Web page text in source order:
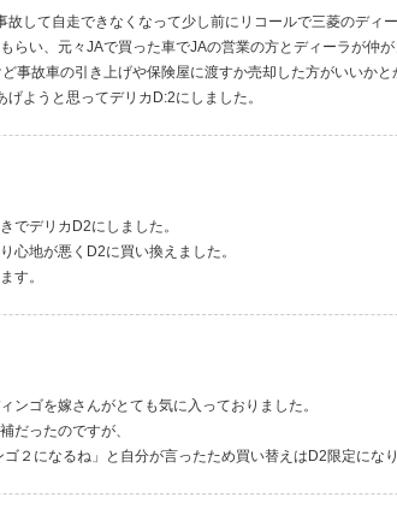
故して自走できなくなって少し前にリコールで三菱のディ
らい、元々JAで買った車でJAの営業の方とディーラが仲
事故車の引き上げや保険屋に渡すか売却した方がいいかと
ようと思ってデリカD:2にしました。
でデリカD2にしました。
心地が悪くD2に買い換えました。
す。
ンゴを嫁さんがとても気に入っておりました。
だったのですが、
２になるね」と自分が言ったため買い替えはD2限定になり